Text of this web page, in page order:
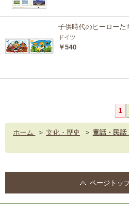
子供時代のヒーローた
ドイツ
￥540
1
ホーム > 文化・歴史 > 童話・民話
ページトッ